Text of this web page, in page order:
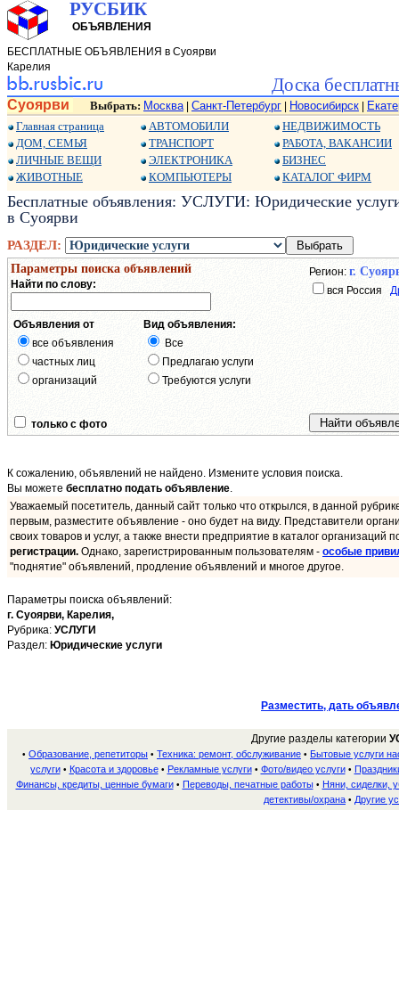
РУСБИК
ОБЪЯВЛЕНИЯ
БЕСПЛАТНЫЕ ОБЪЯВЛЕНИЯ в Суоярви
Карелия
Доска
Суоярви Выбрать: Москва| Санкт-Петербург Новосибирск
Главная страница
ДОМ, СЕМЬЯ
ЛИЧНЫЕ ВЕЩИ
ЖИВОТНЫЕ
АВТОМОБИЛИ
ТРАНСПОРТ
ЭЛЕКТРОНИКА
КОМПЬЮТЕРЫ
НЕДВИЖИМОСТЬ
РАБОТА, ВАКАНСИИ
БИЗНЕС
КАТАЛОГ ФИРМ
Бесплатные объявления: УСЛУГИ: Юридические
в Суоярви
РАЗДЕЛ:
Параметры поиска объявлений
Найти по слову:
Регион: г.
вся Россия
Объявления от
все объявления
частных лиц
организаций
Вид объявления:
Все
Предлагаю услуги
Требуются услуги
только с фото
К сожалению, объявлений не найдено. Измените условия поиска.
Вы можете бесплатно подать объявление.
Уважаемый посетитель, данный сайт только что открылся, в данной
первым, разместите объявление - оно будет на виду. Представители
своих товаров и услуг, а также внести предприятие в каталог организаций
регистрации. Однако, зарегистрированным пользователям - особые
"поднятие" объявлений, продление объявлений и многое другое.
Параметры поиска объявлений:
г. Суоярви, Карелия,
Рубрика: УСЛУГИ
Раздел: Юридические услуги
Разместить, дать
Другие разделы категории
• Образование, репетиторы • Техника: ремонт, обслуживание • Бытовые услуги
услуги• Красота и здоровье• Рекламные услуги• Фото/видео услуги•
Финансы, кредиты, ценные бумаги• Переводы, печатные работы• Няни, сиделки,
детективы/охрана • Другие